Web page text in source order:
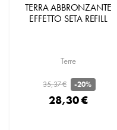
TERRA ABBRONZANTE
EFFETTO SETA REFILL
Terre
35,37 € -20%
28,30 €